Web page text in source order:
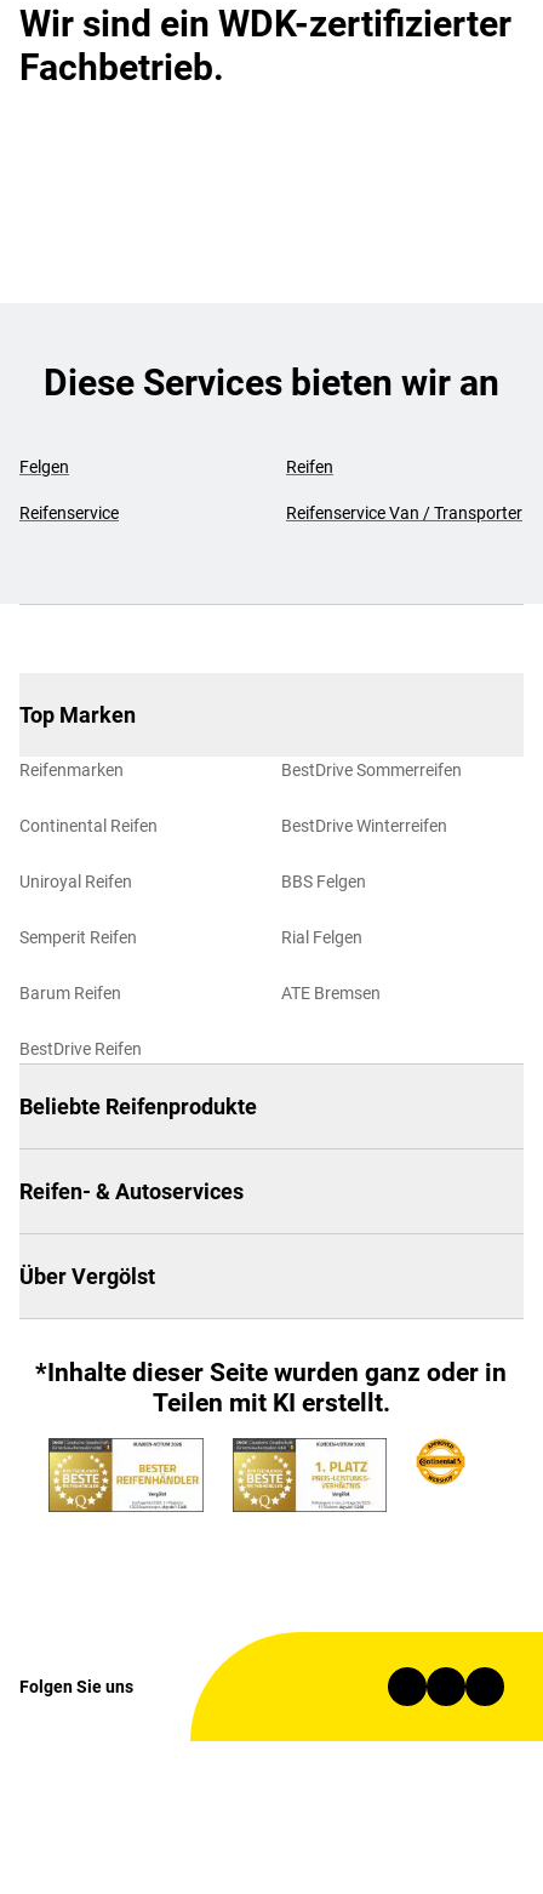
Wir sind ein WDK-zertifizierter
Fachbetrieb.
Diese Services bieten wir an
Felgen Reifen
Reifenservice Reifenservice Van / Transporter
Top Marken
Reifenmarken
Continental Reifen
Uniroyal Reifen
Semperit Reifen
Barum Reifen
BestDrive Reifen
BestDrive Sommerreifen
BestDrive Winterreifen
BBS Felgen
Rial Felgen
ATE Bremsen
Beliebte Reifenprodukte
Reifen- & Autoservices
Über Vergölst
*Inhalte dieser Seite wurden ganz oder in
Teilen mit KI erstellt.
Folgen Sie uns